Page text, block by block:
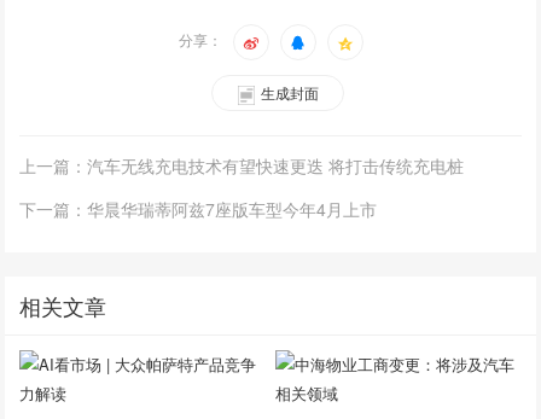
分享：
生成封面
上一篇：汽车无线充电技术有望快速更迭 将打击传统充电桩
下一篇：华晨华瑞蒂阿兹7座版车型今年4月上市
相关文章